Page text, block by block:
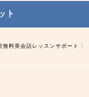
ト
無料英会話レッスンサポート